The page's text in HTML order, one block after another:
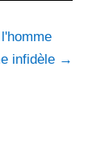
infidèle →